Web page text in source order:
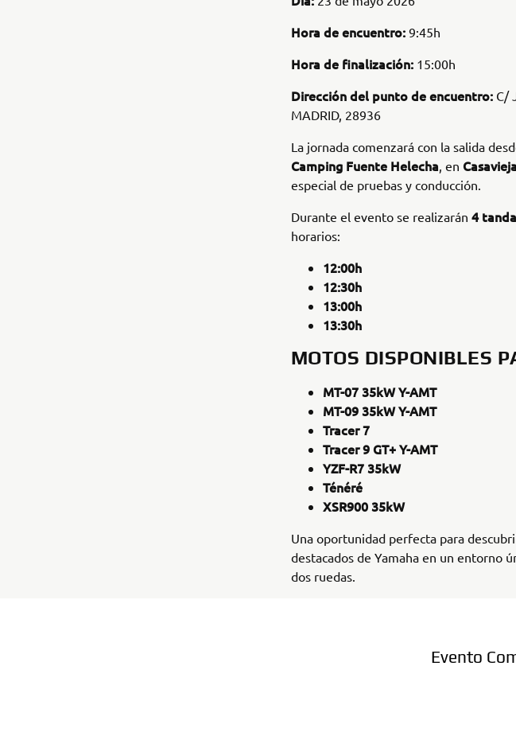
Hora de encuentro: 9:45h
Hora de finalización: 15:00h
Dirección del punto de encuentro: C/
MADRID, 28936
La jornada comenzará con la salida
Camping Fuente Helecha, en
especial de pruebas y conducción.
Durante el evento se realizarán 4
horarios:
12:00h
12:30h
13:00h
13:30h
MOTOS DISPONIBLES
MT-07 35kW Y-AMT
MT-09 35kW Y-AMT
Tracer 7
Tracer 9 GT+ Y-AMT
YZF-R7 35kW
Ténéré
XSR900 35kW
Una oportunidad perfecta para
destacados de Yamaha en un entorno
dos ruedas.